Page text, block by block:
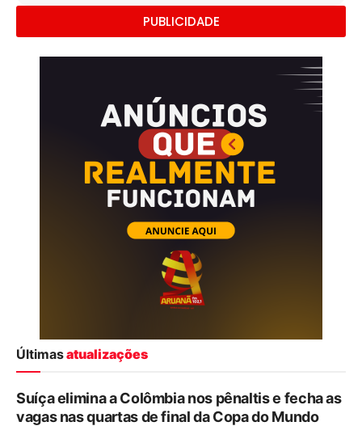
PUBLICIDADE
Últimasatualizações
Suíça elimina a Colômbia nos pênaltis e fecha as
vagas nas quartas de final da Copa do Mundo